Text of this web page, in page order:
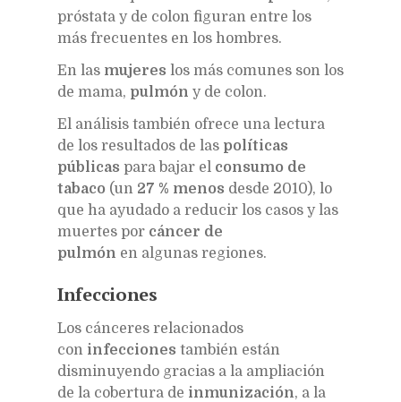
próstata y de colon figuran entre los
más frecuentes en los hombres.
En las mujeres los más comunes son los
de mama, pulmón y de colon.
El análisis también ofrece una lectura
de los resultados de las políticas
públicas para bajar el consumo de
tabaco (un 27 % menos desde 2010), lo
que ha ayudado a reducir los casos y las
muertes por cáncer de
pulmón en algunas regiones.
Infecciones
Los cánceres relacionados
con infecciones también están
disminuyendo gracias a la ampliación
de la cobertura de inmunización, a la